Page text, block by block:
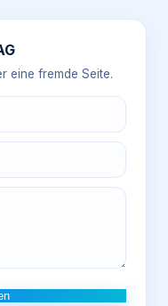
eine fremde Seite.